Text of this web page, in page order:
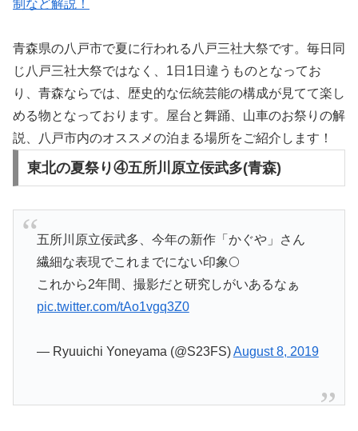
制など解説！
青森県の八戸市で夏に行われる八戸三社大祭です。毎日同
じ八戸三社大祭ではなく、1日1日違うものとなってお
り、青森ならでは、歴史的な伝統芸能の構成が見てて楽し
める物となっております。屋台と舞踊、山車のお祭りの解
説、八戸市内のオススメの泊まる場所をご紹介します！
東北の夏祭り④五所川原立佞武多(青森)
五所川原立佞武多、今年の新作「かぐや」さん
繊細な表現でこれまでにない印象🌕
これから2年間、撮影だと研究しがいあるなぁ
pic.twitter.com/tAo1vgq3Z0
— Ryuuichi Yoneyama (@S23FS)August 8, 2019